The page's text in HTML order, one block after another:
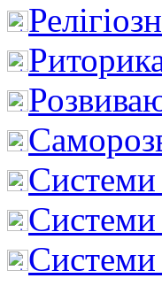
Системи
Системи
Системи